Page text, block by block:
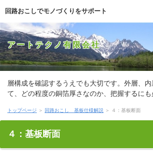
回路おこしでモノづくりをサポート
アートテクノ有限会社
層構成を確認するうえでも大切です。外層、
て、どの程度の銅箔厚さなのか、把握するにも
トップページ ＞ 回路おこし 基板仕様解説 ＞ ４：基板断面
４：基板断面